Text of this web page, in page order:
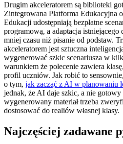
Drugim akceleratorem są biblioteki
Zintegrowana Platforma Edukacyjna
Edukacji udostępniają bezpłatne
programową, a adaptacja
mniej czasu niż pisanie od podstaw.
akceleratorem jest sztuczna
wygenerować szkic scenariusza w
warunkiem że polecenie zawiera
profil uczniów. Jak robić to
o tym, jak zacząć z AI w planowaniu
jednak, że AI daje szkic, a nie
wygenerowany materiał trzeba
dostosować do realiów własnej klasy.
Najczęściej zadawane